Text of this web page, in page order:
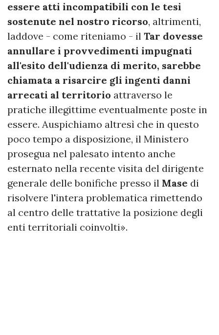
essere atti incompatibili con le tesi
sostenute nel nostro ricorso, altrimenti,
laddove - come riteniamo - il Tar dovesse
annullare i provvedimenti impugnati
all'esito dell'udienza di merito, sarebbe
chiamata a risarcire gli ingenti danni
arrecati al territorio attraverso le
pratiche illegittime eventualmente poste in
essere. Auspichiamo altresì che in questo
poco tempo a disposizione, il Ministero
prosegua nel palesato intento anche
esternato nella recente visita del dirigente
generale delle bonifiche presso il Mase di
risolvere l'intera problematica rimettendo
al centro delle trattative la posizione degli
enti territoriali coinvolti».